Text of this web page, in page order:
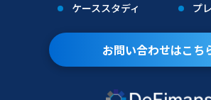
ケーススタディ プ
お問い合わせはこち